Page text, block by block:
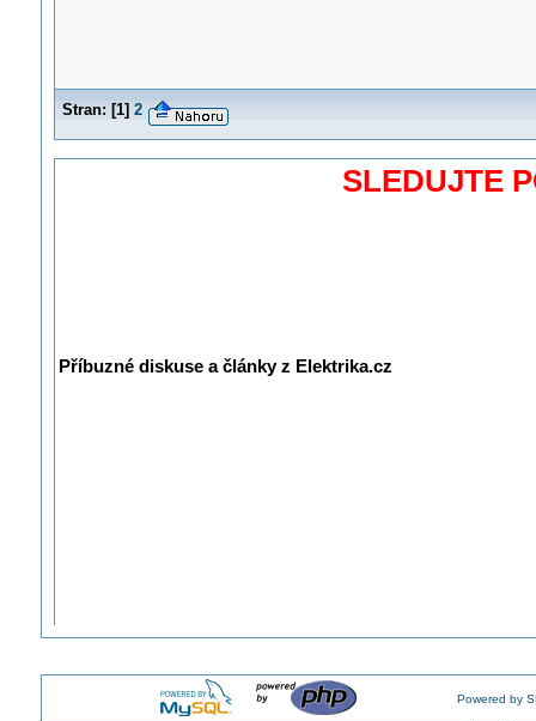
Stran: [1] 2
SLEDUJTE
Příbuzné diskuse a články z Elektrika.cz
Powered by